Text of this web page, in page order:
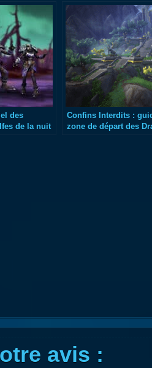
des
de la nuit
Confins Interdits :
zone de départ des
avis :